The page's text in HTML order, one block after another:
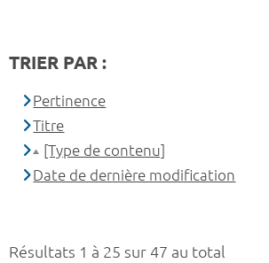
Résultats 1 à 25 sur 47 au total
TRIER PAR :
Pertinence
Titre
[Type de contenu]
Date de dernière modification